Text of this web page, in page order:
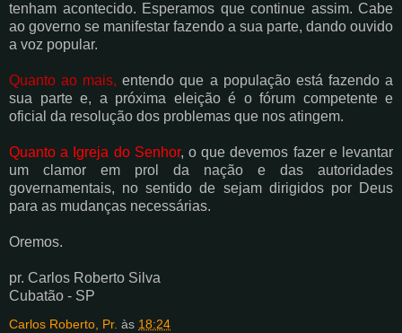
tenham acontecido. Esperamos que continue assim. Cabe
ao governo se manifestar fazendo a sua parte, dando ouvido
a voz popular.
Quanto ao mais, entendo que a população está fazendo a
sua parte e, a próxima eleição é o fórum competente e
oficial da resolução dos problemas que nos atingem.
Quanto a Igreja do Senhor, o que devemos fazer e levantar
um clamor em prol da nação e das autoridades
governamentais, no sentido de sejam dirigidos por Deus
para as mudanças necessárias.
Oremos.
pr. Carlos Roberto Silva
Cubatão - SP
Carlos Roberto, Pr. às 18:24